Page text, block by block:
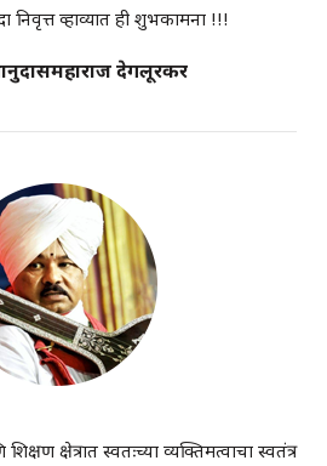
निवृत्त व्हाव्यात ही शुभकामना !!!
देगलूरकर
क्षेत्रात स्वतःच्या व्यक्तिमत्वाचा स्वतंत्र